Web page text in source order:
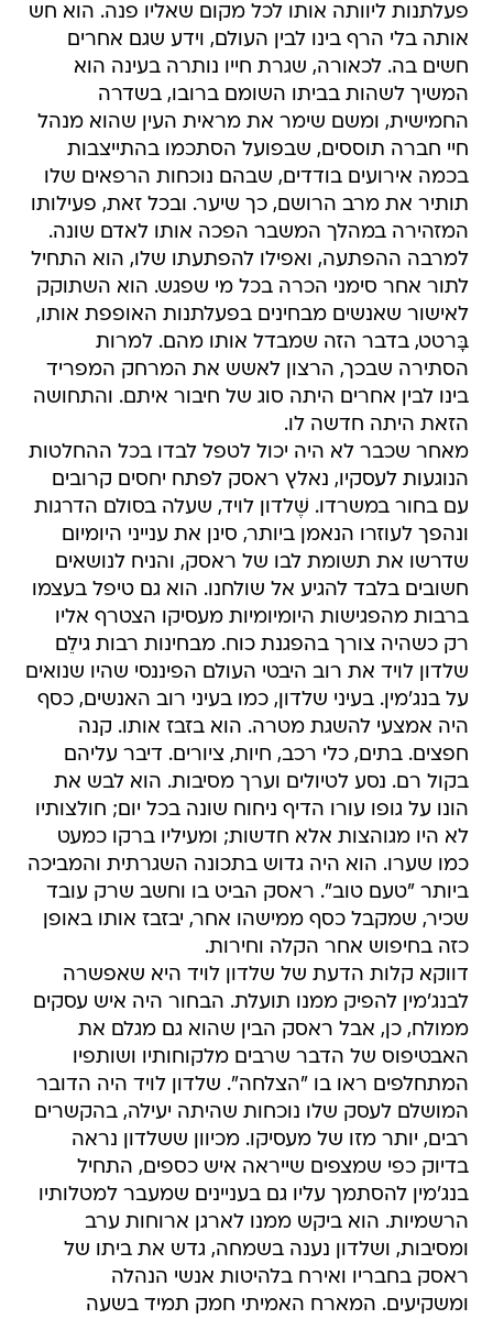
פעלתנות ליוותה אותו לכל מקום שאליו פנה. הוא חש
אותה בלי הרף בינו לבין העולם, וידע שגם אחרים
חשים בה. לכאורה, שגרת חייו נותרה בעינה הוא
המשיך לשהות בביתו השומם ברובו, בשדרה
החמישית, ומשם שימר את מראית העין שהוא מנהל
חיי חברה תוססים, שבפועל הסתכמו בהתייצבות
בכמה אירועים בודדים, שבהם נוכחות הרפאים שלו
תותיר את מרב הרושם, כך שיער. ובכל זאת, פעילותו
המזהירה במהלך המשבר הפכה אותו לאדם שונה.
למרבה ההפתעה, ואפילו להפתעתו שלו, הוא התחיל
לתור אחר סימני הכרה בכל מי שפגש. הוא השתוקק
לאישור שאנשים מבחינים בפעלתנות האופפת אותו,
בָּרטט, בדבר הזה שמבדל אותו מהם. למרות
הסתירה שבכך, הרצון לאשש את המרחק המפריד
בינו לבין אחרים היתה סוג של חיבור איתם. והתחושה
הזאת היתה חדשה לו.
מאחר שכבר לא היה יכול לטפל לבדו בכל ההחלטות
הנוגעות לעסקיו, נאלץ ראסק לפתח יחסים קרובים
עם בחור במשרדו. שֶׁלדון לויד, שעלה בסולם הדרגות
ונהפך לעוזרו הנאמן ביותר, סינן את ענייני היומיום
שדרשו את תשומת לבו של ראסק, והניח לנושאים
חשובים בלבד להגיע אל שולחנו. הוא גם טיפל בעצמו
ברבות מהפגישות היומיומיות מעסיקו הצטרף אליו
רק כשהיה צורך בהפגנת כוח. מבחינות רבות גילֵם
שלדון לויד את רוב היבטי העולם הפיננסי שהיו שנואים
על בנג'מין. בעיני שלדון, כמו בעיני רוב האנשים, כסף
היה אמצעי להשגת מטרה. הוא בזבז אותו. קנה
חפצים. בתים, כלי רכב, חיות, ציורים. דיבר עליהם
בקול רם. נסע לטיולים וערך מסיבות. הוא לבש את
הונו על גופו עורו הדיף ניחוח שונה בכל יום; חולצותיו
לא היו מגוהצות אלא חדשות; ומעיליו ברקו כמעט
כמו שערו. הוא היה גדוש בתכונה השגרתית והמביכה
ביותר "טעם טוב". ראסק הביט בו וחשב שרק עובד
שכיר, שמקבל כסף ממישהו אחר, יבזבז אותו באופן
כזה בחיפוש אחר הקלה וחירות.
דווקא קלות הדעת של שלדון לויד היא שאפשרה
לבנג'מין להפיק ממנו תועלת. הבחור היה איש עסקים
ממולח, כן, אבל ראסק הבין שהוא גם מגלם את
האבטיפוס של הדבר שרבים מלקוחותיו ושותפיו
המתחלפים ראו בו "הצלחה". שלדון לויד היה הדובר
המושלם לעסק שלו נוכחות שהיתה יעילה, בהקשרים
רבים, יותר מזו של מעסיקו. מכיוון ששלדון נראה
בדיוק כפי שמצפים שייראה איש כספים, התחיל
בנג'מין להסתמך עליו גם בעניינים שמעבר למטלותיו
הרשמיות. הוא ביקש ממנו לארגן ארוחות ערב
ומסיבות, ושלדון נענה בשמחה, גדש את ביתו של
ראסק בחבריו ואירח בלהיטות אנשי הנהלה
ומשקיעים. המארח האמיתי חמק תמיד בשעה